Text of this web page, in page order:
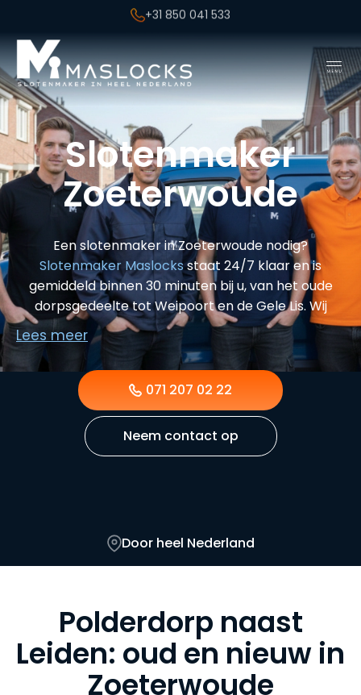
+31 850 041 533
Slotenmaker
Zoeterwoude
Een slotenmaker in Zoeterwoude nodig?
Slotenmaker Maslocksstaat 24/7 klaar en is
gemiddeld binnen 30 minuten bij u, van het oude
dorpsgedeelte tot Weipoort en de Gele Lis. Wij
lossen elk slotprobleem vakkundig op, schadevrij en
zonder verborgen kosten.
Lees meer
071 207 02 22
Neem contact op
Door heel Nederland
Polderdorp naast
Leiden: oud en nieuw in
Zoeterwoude